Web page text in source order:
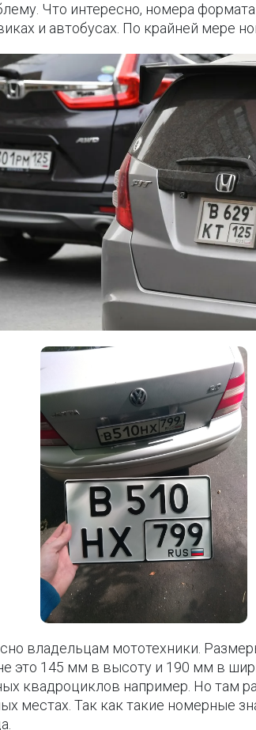
Что интересно, номера
и автобусах. По крайней мере
владельцам мототехники.
это 145 мм в высоту и 190 мм в
квадроциклов например. Но там
местах. Так как такие номерные